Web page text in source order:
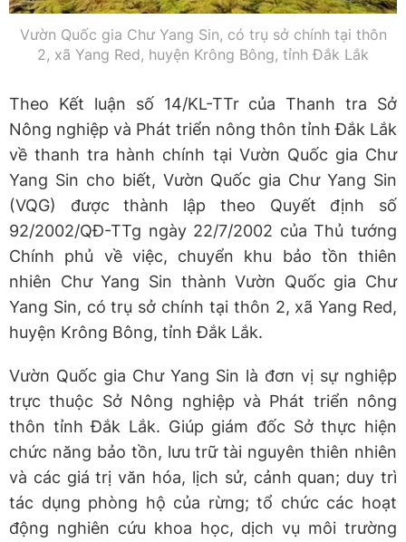
Vườn Quốc gia Chư Yang Sin, có trụ sở chính tại thôn
2, xã Yang Red, huyện Krông Bông, tỉnh Đắk Lắk
Theo Kết luận số 14/KL-TTr của Thanh tra Sở
Nông nghiệp và Phát triển nông thôn tỉnh Đắk Lắk
về thanh tra hành chính tại Vườn Quốc gia Chư
Yang Sin cho biết, Vườn Quốc gia Chư Yang Sin
(VQG) được thành lập theo Quyết định số
92/2002/QĐ-TTg ngày 22/7/2002 của Thủ tướng
Chính phủ về việc, chuyển khu bảo tồn thiên
nhiên Chư Yang Sin thành Vườn Quốc gia Chư
Yang Sin, có trụ sở chính tại thôn 2, xã Yang Red,
huyện Krông Bông, tỉnh Đắk Lắk.
Vườn Quốc gia Chư Yang Sin là đơn vị sự nghiệp
trực thuộc Sở Nông nghiệp và Phát triển nông
thôn tỉnh Đắk Lắk. Giúp giám đốc Sở thực hiện
chức năng bảo tồn, lưu trữ tài nguyên thiên nhiên
và các giá trị văn hóa, lịch sử, cảnh quan; duy trì
tác dụng phòng hộ của rừng; tổ chức các hoạt
động nghiên cứu khoa học, dịch vụ môi trường